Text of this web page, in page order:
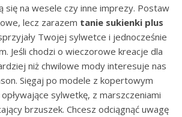
się na wesele czy inne imprezy. Postaw
lecz zarazem tanie sukienki plus
Twojej sylwetce i jednocześnie
Jeśli chodzi o wieczorowe kreacje dla
niż chwilowe mody interesuje nas
Sięgaj po modele z kopertowym
sylwetkę, z marszczeniami
brzuszek. Chcesz odciągnąć uwagę